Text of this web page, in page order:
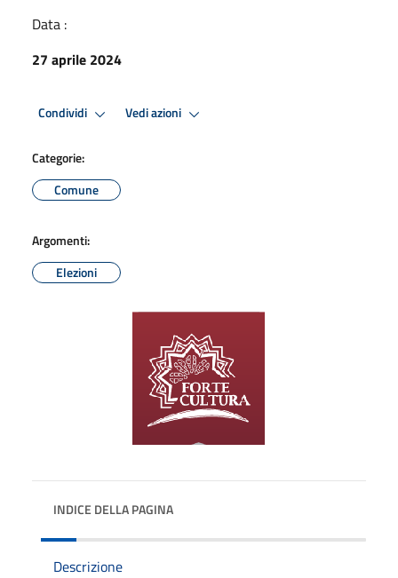
Data :
27 aprile 2024
Condividi Vedi azioni
Categorie:
Comune
Argomenti:
Elezioni
INDICE DELLA PAGINA
Descrizione